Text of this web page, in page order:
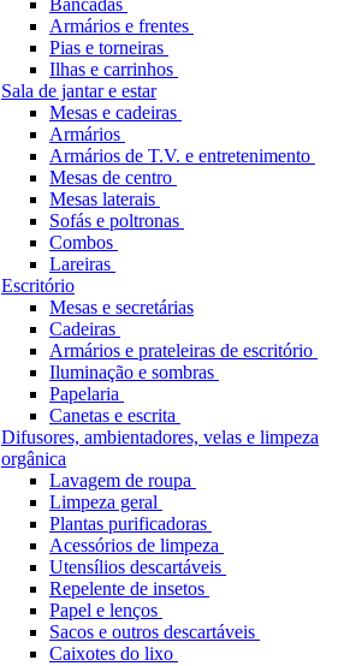
Bancadas
Armários e frentes
Pias e torneiras
Ilhas e carrinhos
Sala de jantar e estar
Mesas e cadeiras
Armários
Armários de T.V. e entretenimento
Mesas de centro
Mesas laterais
Sofás e poltronas
Combos
Lareiras
Escritório
Mesas e secretárias
Cadeiras
Armários e prateleiras de escritório
Iluminação e sombras
Papelaria
Canetas e escrita
Difusores, ambientadores, velas e limpeza
orgânica
Lavagem de roupa
Limpeza geral
Plantas purificadoras
Acessórios de limpeza
Utensílios descartáveis
Repelente de insetos
Papel e lenços
Sacos e outros descartáveis
Caixotes do lixo